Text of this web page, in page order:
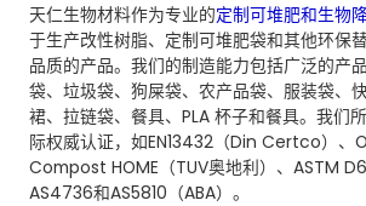
天仁生物材料作为专业的定制可堆肥和生物
于生产改性树脂、定制可堆肥袋和其他环保
品质的产品。我们的制造能力包括广泛的产
袋、垃圾袋、狗屎袋、农产品袋、服装袋、
裙、拉链袋、餐具、PLA 杯子和餐具。我们
际权威认证，如EN13432（Din Certco）、
Compost HOME（TUV奥地利）、ASTM
AS4736和AS5810（ABA）。